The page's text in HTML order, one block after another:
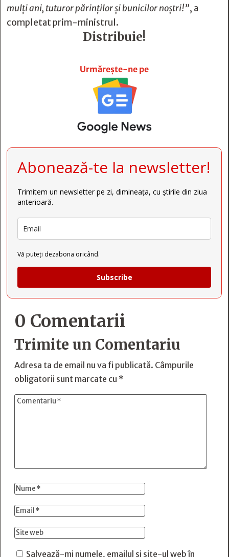
mulţi ani, tuturor părinţilor şi bunicilor noştri!”, a
completat prim-ministrul.
Distribuie!
Urmărește-ne pe
Abonează-te la newsletter!
Trimitem un newsletter pe zi, dimineața, cu știrile din ziua
anterioară.
Vă puteți dezabona oricând.
Subscribe
0 Comentarii
Trimite un Comentariu
Adresa ta de email nu va fi publicată. Câmpurile
obligatorii sunt marcate cu *
Salvează-mi numele, emailul și site-ul web în